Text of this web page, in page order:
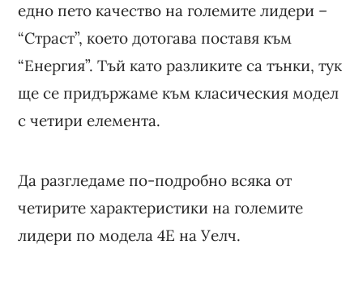
едно пето качество на големите лидери –
“Страст”, което дотогава поставя към
“Енергия”. Тъй като разликите са тънки, тук
ще се придържаме към класическия модел
с четири елемента.
Да разгледаме по-подробно всяка от
четирите характеристики на големите
лидери по модела 4E на Уелч.